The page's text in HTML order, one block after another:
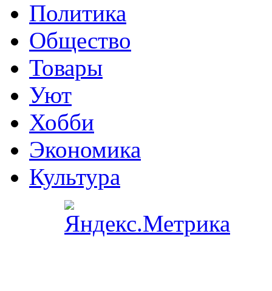
Политика
Общество
Товары
Уют
Хобби
Экономика
Культура